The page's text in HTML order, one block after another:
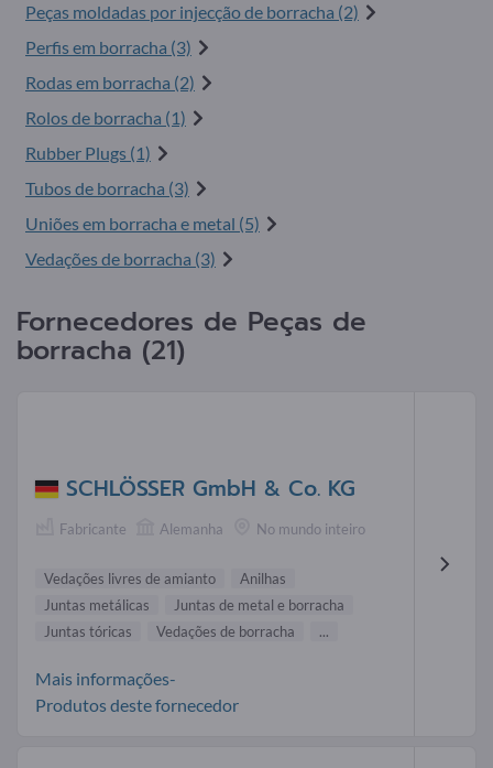
Peças moldadas por injecção de borracha (2)
Perfis em borracha (3)
Rodas em borracha (2)
Rolos de borracha (1)
Rubber Plugs (1)
Tubos de borracha (3)
Uniões em borracha e metal (5)
Vedações de borracha (3)
Fornecedores de Peças de
borracha (21)
SCHLÖSSER GmbH & Co. KG
Fabricante Alemanha No mundo inteiro
Vedações livres de amianto
Anilhas
Juntas metálicas
Juntas de metal e borracha
Juntas tóricas
Vedações de borracha ...
Mais informações-
Produtos deste fornecedor